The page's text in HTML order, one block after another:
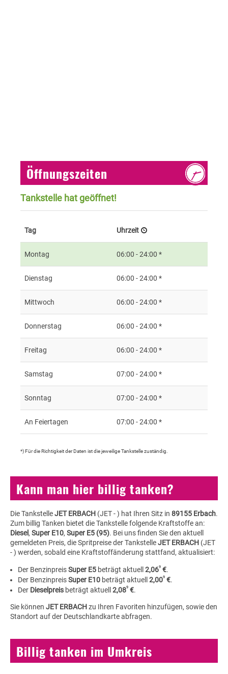
Öffnungszeiten
Tankstelle hat geöffnet!
Tag Uhrzeit
Montag 06:00 - 24:00 *
Dienstag 06:00 - 24:00 *
Mittwoch 06:00 - 24:00 *
Donnerstag 06:00 - 24:00 *
Freitag 06:00 - 24:00 *
Samstag 07:00 - 24:00 *
Sonntag 07:00 - 24:00 *
An Feiertagen 07:00 - 24:00 *
*) Für die Richtigkeit der Daten ist die jeweilige Tankstelle zuständig.
Kann man hier billig tanken?
Die TankstelleJET ERBACH (JET - ) hat Ihren Sitz in 89155 Erbach.
Zum billig Tanken bietet die Tankstelle folgende Kraftstoffe an:
Diesel, Super E10, Super E5 (95). Bei uns finden Sie den aktuell
gemeldeten Preis, die Spritpreise der TankstelleJET ERBACH (JET
- ) werden, sobald eine Kraftstoffänderung stattfand, aktualisiert:
Der BenzinpreisSuper E5 beträgt aktuell 2,069 €.
Der BenzinpreisSuper E10 beträgt aktuell 2,009 €.
Der Dieselpreis beträgt aktuell 2,089 €.
Sie können JET ERBACHzu Ihren Favoriten hinzufügen, sowie den
Standort auf der Deutschlandkarte abfragen.
Billig tanken im Umkreis